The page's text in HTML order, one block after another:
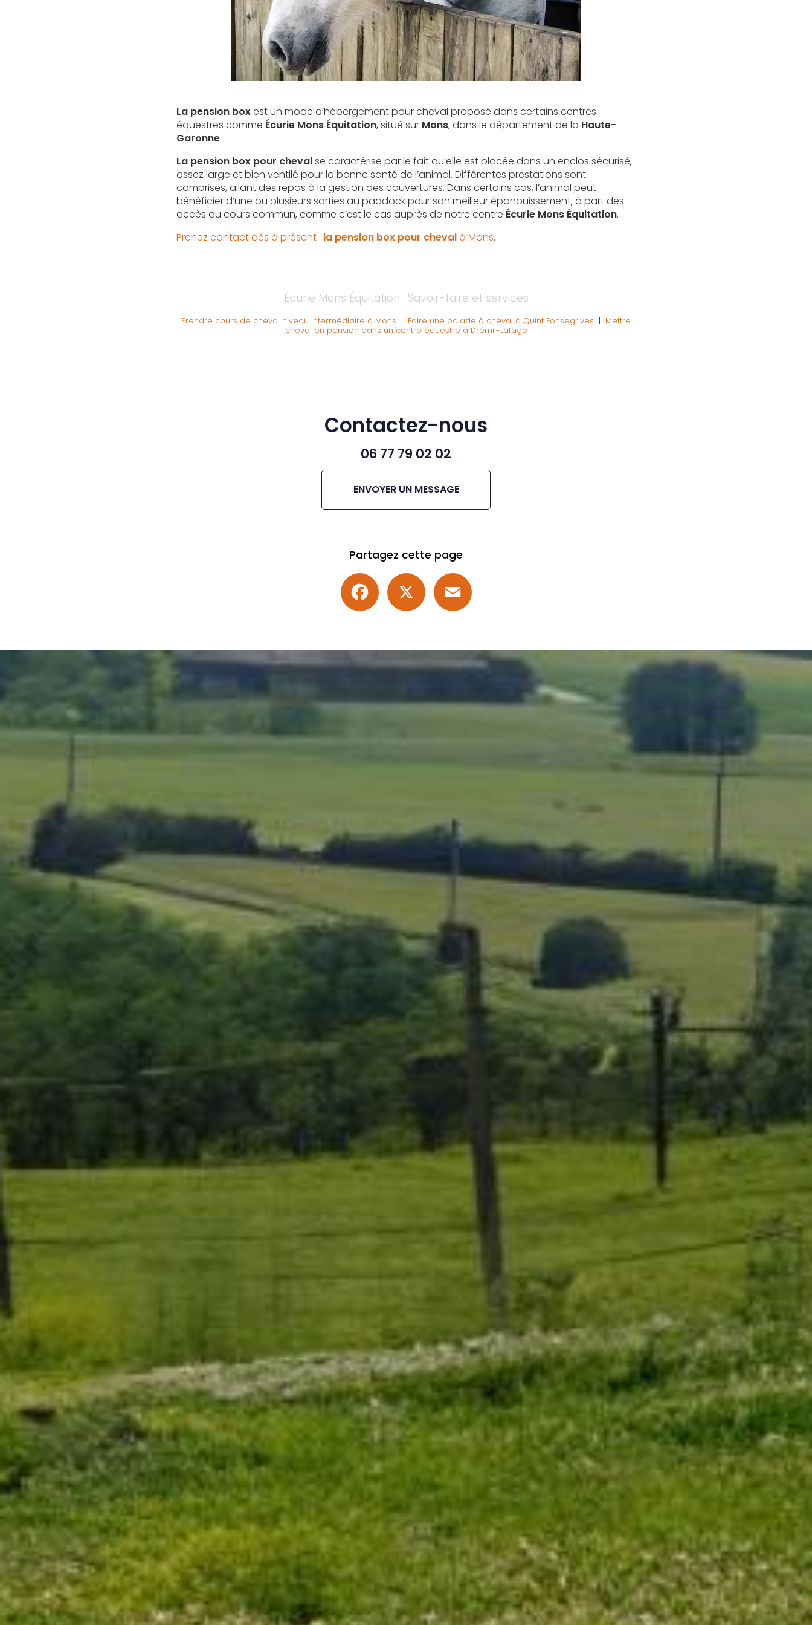
La pension boxest un mode d’hébergement pour cheval proposé dans certains centres
équestres comme Écurie Mons Équitation, situé sur Mons, dans le département de la Haute-
Garonne.
La pension box pour chevalse caractérise par le fait qu’elle est placée dans un enclos sécurisé,
assez large et bien ventilé pour la bonne santé de l’animal. Différentes prestations sont
comprises, allant des repas à la gestion des couvertures. Dans certains cas, l’animal peut
bénéficier d’une ou plusieurs sorties au paddock pour son meilleur épanouissement, à part des
accès au cours commun, comme c’est le cas auprès de notre centre Écurie Mons Équitation.
Prenez contact dès à présent : la pension box pour chevalà Mons.
Écurie Mons Équitation : Savoir-faire et services
Prendre cours de cheval niveau intermédiaire à Mons | Faire une balade à cheval à Quint Fonsegrives | Mettre
cheval en pension dans un centre équestre à Drémil-Lafage
Contactez-nous
06 77 79 02 02
ENVOYER UN MESSAGE
Partagez cette page
Facebook